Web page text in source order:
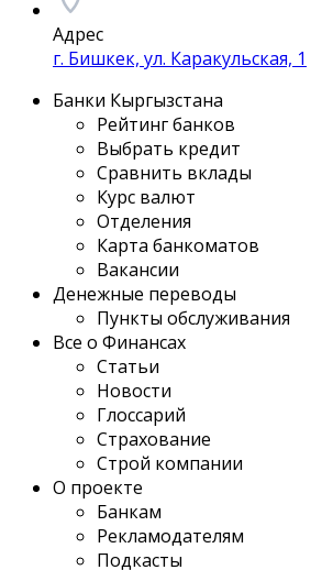
Адрес
г. Бишкек, ул. Каракульская, 1
Банки Кыргызстана
Рейтинг банков
Выбрать кредит
Сравнить вклады
Курс валют
Отделения
Карта банкоматов
Вакансии
Денежные переводы
Пункты обслуживания
Все о Финансах
Статьи
Новости
Глоссарий
Страхование
Строй компании
О проекте
Банкам
Рекламодателям
Подкасты